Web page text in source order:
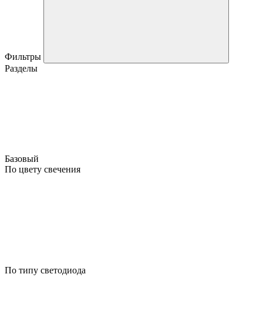
Фильтры
Разделы
Базовый
По цвету свечения
По типу светодиода